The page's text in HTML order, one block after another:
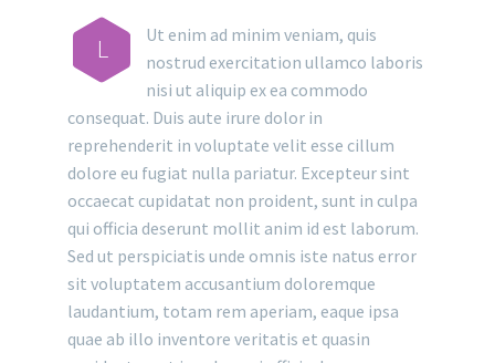
L
Ut enim ad minim veniam, quis
nostrud exercitation ullamco laboris
nisi ut aliquip ex ea commodo
consequat. Duis aute irure dolor in
reprehenderit in voluptate velit esse cillum
dolore eu fugiat nulla pariatur. Excepteur sint
occaecat cupidatat non proident, sunt in culpa
qui officia deserunt mollit anim id est laborum.
Sed ut perspiciatis unde omnis iste natus error
sit voluptatem accusantium doloremque
laudantium, totam rem aperiam, eaque ipsa
quae ab illo inventore veritatis et quasin